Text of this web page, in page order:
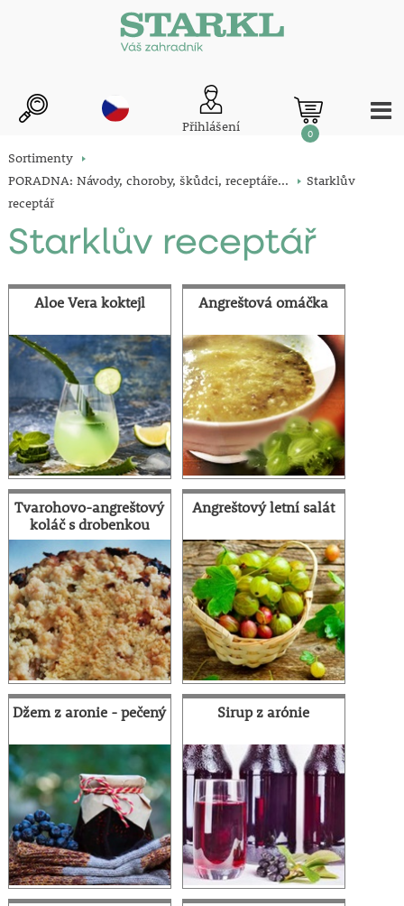
Přihlášení 0
Sortimenty
PORADNA: Návody, choroby, škůdci, receptáře...
Starklův
receptář
Starklův receptář
Aloe Vera koktejl Angreštová omáčka
Tvarohovo-angreštový
koláč s drobenkou
Angreštový letní salát
Džem z aronie - pečený Sirup z arónie